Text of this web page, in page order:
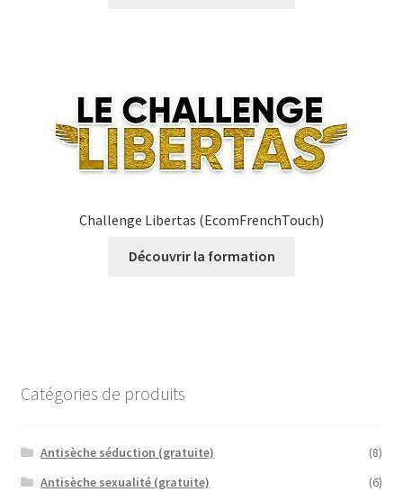
Challenge Libertas (EcomFrenchTouch)
Découvrir la formation
Catégories de produits
Antisèche séduction (gratuite)
(8)
Antisèche sexualité (gratuite)
(6)